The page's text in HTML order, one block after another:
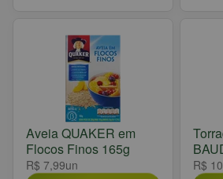
Aveia QUAKER em
Flocos Finos 165g
R$ 7,99un
R$